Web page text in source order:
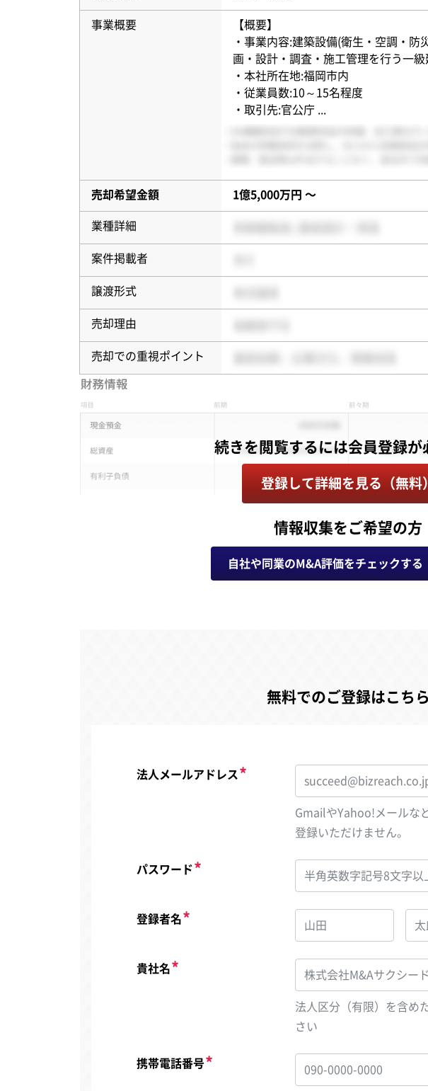
事業概要
【概要】
・事業内容:建築設備(衛生・空調・
画・設計・調査・施工管理を行う一
・本社所在地:福岡市内
・従業員数:10～15名程度
・取引先:官公庁
売却希望金額 1億5,000万円 〜
業種詳細
案件掲載者
譲渡形式
売却理由
売却での重視ポイント
登録して詳細を見る（無料）
情報収集をご希望の方
自社や同業のM&A評価をチェックする
無料でのご登録はこちら
法人メールアドレス
GmailやYahoo!メールな
登録いただけません。
パスワード
登録者名
貴社名
法人区分（有限）を含め
さい
携帯電話番号